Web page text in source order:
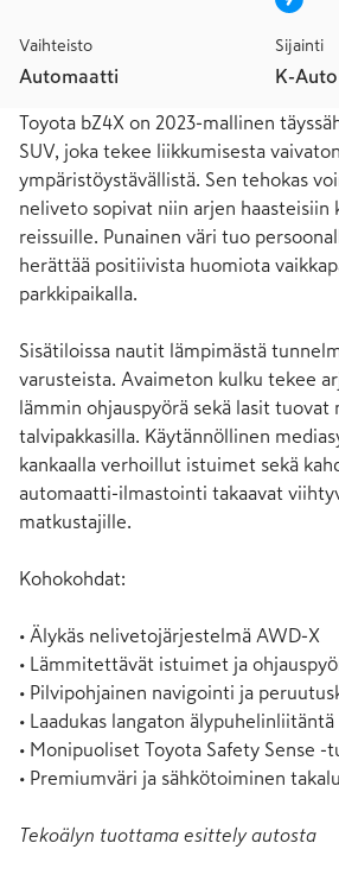
Vaihteisto
Automaatti
Sijainti
K-
Toyota bZ4X on 2023-mallinen
SUV, joka tekee liikkumisesta
ympäristöystävällistä. Sen tehokas
neliveto sopivat niin arjen haasteisiin
reissuille. Punainen väri tuo
herättää positiivista huomiota
parkkipaikalla.
Sisätiloissa nautit lämpimästä
varusteista. Avaimeton kulku tekee
lämmin ohjauspyörä sekä lasit tuovat
talvipakkasilla. Käytännöllinen
kankaalla verhoillut istuimet sekä
automaatti-ilmastointi takaavat
matkustajille.
Kohokohdat:
• Älykäs nelivetojärjestelmä AWD-X
• Lämmitettävät istuimet ja
• Pilvipohjainen navigointi ja
• Laadukas langaton älypuhelinliitäntä
• Monipuoliset Toyota Safety Sense -
• Premiumväri ja sähkötoiminen
Tekoälyn tuottama esittely autosta